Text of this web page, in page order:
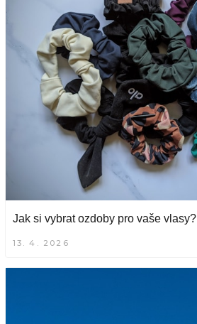
Jak si vybrat ozdoby pro vaše vlasy?
13. 4. 2026